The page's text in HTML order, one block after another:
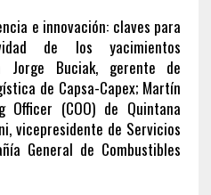
e innovación: claves para
de los yacimientos
Jorge Buciak, gerente de
de Capsa-Capex; Martín
Officer (COO) de Quintana
vicepresidente de Servicios
General de Combustibles